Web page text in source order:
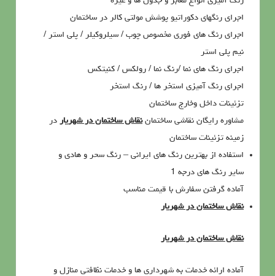
اجراي رنگهاي دکوراتيو پوشش مولتي کالر در ساختمان
اجراي رنگ هاي فوري مخصوص چوب / سيلروکيلر / پلي استر /
نيم پلي استر
اجراي رنگ هاي نما /رنگ نما / رولکس / کنيتکس
اجراي رنگ آميزي استخر ها / رنگ استخر
تزئينات داخل وخارج ساختمان
مشاوره رايگان نقاشی ساختماننقاش ساختمان در شهریار در
زمينه تزئينات ساختمان
استفاده از بهترين رنگ هاي ايراني – رنگ سحر و هادي و
ساير رنگ هاي درجه 1
آماده گرفتن سفارش با قيمت مناسب
نقاش ساختمان در شهریار
نقاش ساختمان در شهریار
آماده ارائه خدمات به شهرداری ها و خدمات نظافتی منازل و